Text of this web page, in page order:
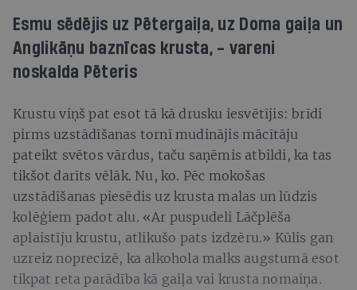
Esmu sēdējis uz Pētergaiļa, uz Doma gaiļa un
Anglikāņu baznīcas krusta, - vareni
noskalda Pēteris
Krustu viņš pat esot tā kā drusku iesvētījis: brīdi
pirms uzstādīšanas tornī mudinājis mācītāju
pateikt svētos vārdus, taču saņēmis atbildi, ka tas
tikšot darīts vēlāk. Nu, ko. Pēc mokošas
uzstādīšanas piesēdis uz krusta malas un lūdzis
kolēģiem padot alu. «Ar puspudeli Lāčplēša
aplaistīju krustu, atlikušo pats izdzēru.» Kūlis gan
uzreiz noprecizē, ka alkohola malks augstumā esot
tikpat reta parādība kā gaiļa vai krusta nomaiņa.